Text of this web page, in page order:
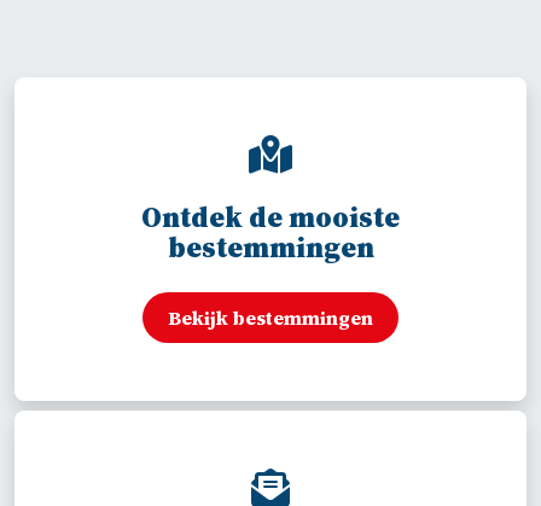
Ontdek de mooiste
bestemmingen
Bekijk bestemmingen